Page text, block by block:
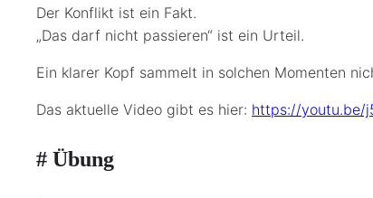
Der Konflikt ist ein Fakt.
„Das darf nicht passieren“ ist ein Urteil.
Ein klarer Kopf sammelt in solchen Momenten
Das aktuelle Video gibt es hier: https://youtu.be/
# Übung